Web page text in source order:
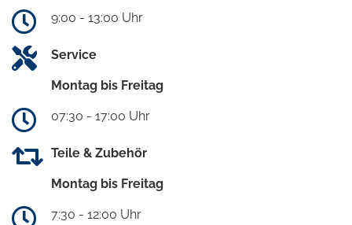
9:00 - 13:00 Uhr
Service
Montag bis Freitag
07:30 - 17:00 Uhr
Teile & Zubehör
Montag bis Freitag
7:30 - 12:00 Uhr